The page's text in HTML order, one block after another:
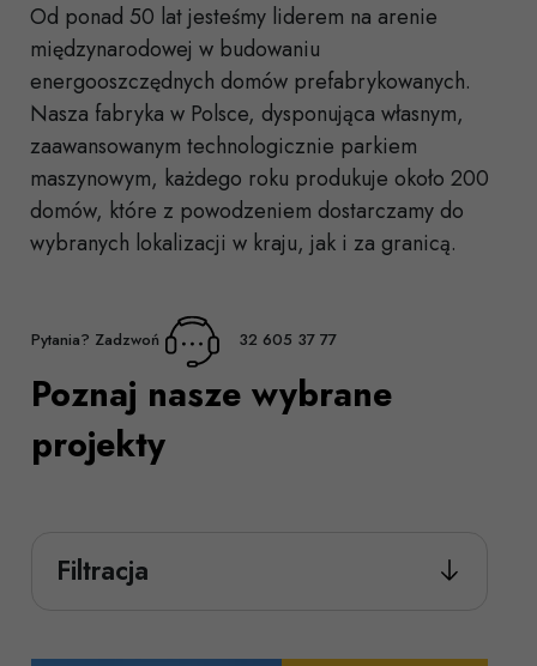
Od ponad 50 lat jesteśmy liderem na arenie
międzynarodowej w budowaniu
energooszczędnych domów prefabrykowanych.
Nasza fabryka w Polsce, dysponująca własnym,
zaawansowanym technologicznie parkiem
maszynowym, każdego roku produkuje około 200
domów, które z powodzeniem dostarczamy do
wybranych lokalizacji w kraju, jak i za granicą.
Poznaj nasze wybrane
projekty
Pytania? Zadzwoń 32 605 37 77
Filtracja